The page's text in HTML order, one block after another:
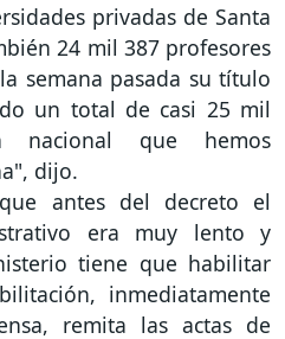
privadas de Santa
24 mil 387 profesores
semana pasada su título
un total de casi 25 mil
nacional que hemos
dijo.
antes del decreto el
era muy lento y
tiene que habilitar
inmediatamente
remita las actas de